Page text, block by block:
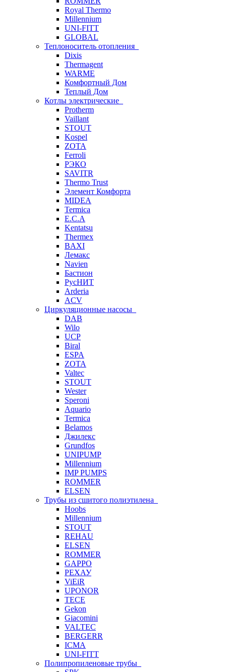
Royal Thermo
Millennium
UNI-FITT
GLOBAL
Теплоноситель отопления
Dixis
Thermagent
WARME
Комфортный Дом
Теплый Дом
Котлы электрические
Protherm
Vaillant
STOUT
Kospel
ZOTA
Ferroli
РЭКО
SAVITR
Thermo Trust
Элемент Комфорта
MIDEA
Termica
E.C.A
Kentatsu
Thermex
BAXI
Лемакс
Navien
Бастион
РусНИТ
Arderia
ACV
Циркуляционные насосы
DAB
Wilo
UCP
Biral
ESPA
ZOTA
Valtec
STOUT
Wester
Speroni
Aquario
Termica
Belamos
Джилекс
Grundfos
UNIPUMP
Millennium
IMP PUMPS
ROMMER
ELSEN
Трубы из сшитого полиэтилена
Hoobs
Millennium
STOUT
REHAU
ELSEN
ROMMER
GAPPO
РЕХАУ
ViEiR
UPONOR
TECE
Gekon
Giacomini
VALTEC
BERGERR
ICMA
UNI-FITT
Полипропиленовые трубы